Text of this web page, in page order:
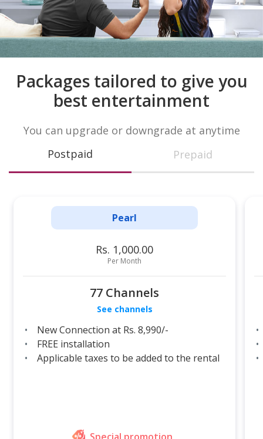
Packages tailored to give you
best entertainment
You can upgrade or downgrade at anytime
Postpaid
Prepaid
Pearl
Rs. 1,000.00
Per Month
77 Channels
See channels
New Connection at Rs. 8,990/-
FREE installation
Applicable taxes to be added to the rental